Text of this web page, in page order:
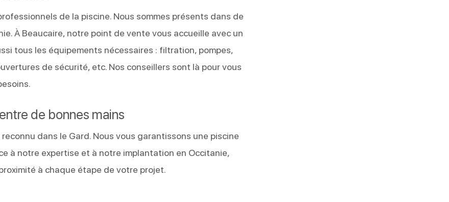
de la piscine. Nous sommes présents dans de
À Beaucaire, notre point de vente vous accueille avec un
tous les équipements nécessaires : filtration, pompes,
de sécurité, etc. Nos conseillers sont là pour vous
de bonnes mains
dans le Gard. Nous vous garantissons une piscine
à notre expertise et à notre implantation en Occitanie,
à chaque étape de votre projet.